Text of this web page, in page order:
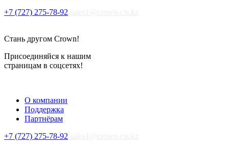
+7 (727) 275-78-92
Стань другом Crown!
Присоединяйся к нашим
страницам в соцсетях!
О компании
Поддержка
Партнёрам
+7 (727) 275-78-92